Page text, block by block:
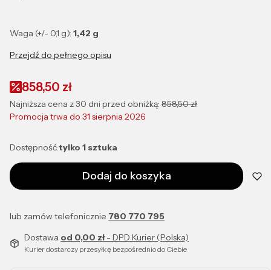
Waga (+/- 0,1 g): 1,42 g
Przejdź do pełnego opisu
858,50 zł
Najniższa cena z 30 dni przed obniżką: 858,50 zł
Promocja trwa do 31 sierpnia 2026
Dostępność:tylko 1 sztuka
Dodaj do koszyka
lub zamów telefonicznie 780 770 795
Dostawa od 0,00 zł- DPD Kurier (Polska)
Kurier dostarczy przesyłkę bezpośrednio do Ciebie